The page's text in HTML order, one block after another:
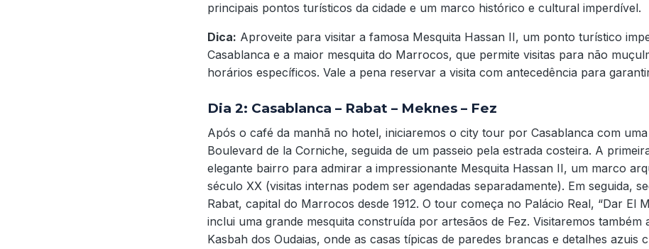
principais pontos turísticos da cidade e um marco histórico e cultural imperdível.
Dica: Aproveite para visitar a famosa Mesquita Hassan II, um ponto turístico
Casablanca e a maior mesquita do Marrocos, que permite visitas para não
horários específicos. Vale a pena reservar a visita com antecedência para
Dia 2: Casablanca – Rabat – Meknes – Fez
Após o café da manhã no hotel, iniciaremos o city tour por Casablanca com
Boulevard de la Corniche, seguida de um passeio pela estrada costeira. A
elegante bairro para admirar a impressionante Mesquita Hassan II, um marco
século XX (visitas internas podem ser agendadas separadamente). Em seguida,
Rabat, capital do Marrocos desde 1912. O tour começa no Palácio Real, “Dar El
inclui uma grande mesquita construída por artesãos de Fez. Visitaremos também
Kasbah dos Oudaias, onde as casas típicas de paredes brancas e detalhes azuis